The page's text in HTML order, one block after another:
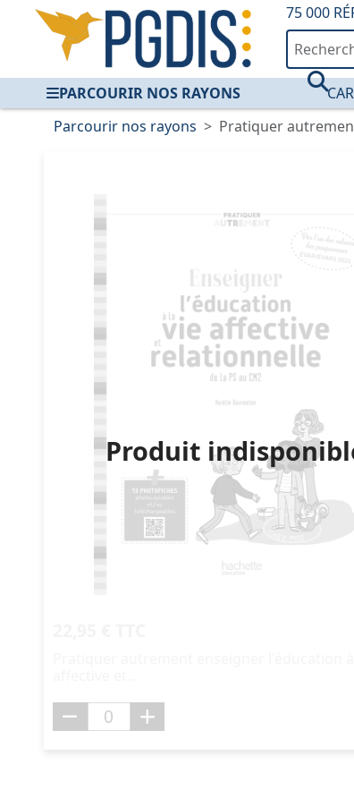
75 000
PARCOURIR NOS RAYONS
Parcourir nos rayons
Pratiquer
Produit